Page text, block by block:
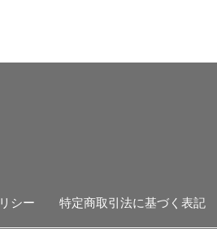
シー 特定商取引法に基づく表記